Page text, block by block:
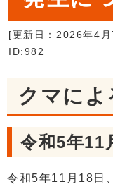
[更新日： 2026年4
ID:982
クマによ
令和5年
令和5年11月18日